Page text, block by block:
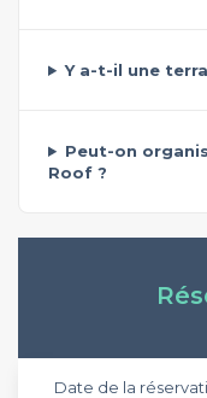
Y a-t-il une
Peut-on
Roof ?
Date de la